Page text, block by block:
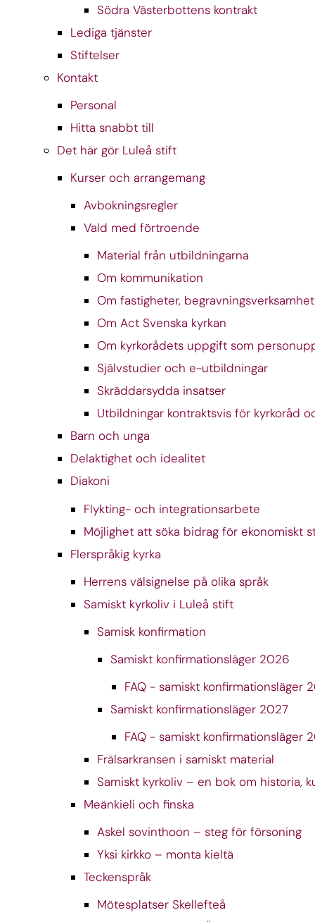
Södra Västerbottens kontrakt
Lediga tjänster
Stiftelser
Kontakt
Personal
Hitta snabbt till
Det här gör Luleå stift
Kurser och arrangemang
Avbokningsregler
Vald med förtroende
Material från utbildningarna
Om kommunikation
Om fastigheter,
Om Act Svenska kyrkan
Om kyrkorådets uppgift som
Självstudier och e-utbildningar
Skräddarsydda insatser
Utbildningar kontraktsvis för kyrkoråd
Barn och unga
Delaktighet och idealitet
Diakoni
Flykting- och integrationsarbete
Möjlighet att söka bidrag för ekonomiskt
Flerspråkig kyrka
Herrens välsignelse på olika språk
Samiskt kyrkoliv i Luleå stift
Samisk konfirmation
Samiskt konfirmationsläger 2026
FAQ - samiskt konfirmationsläger
Samiskt konfirmationsläger 2027
FAQ - samiskt konfirmationsläger
Frälsarkransen i samiskt material
Samiskt kyrkoliv – en bok om historia,
Meänkieli och finska
Askel sovinthoon – steg för försoning
Yksi kirkko – monta kieltä
Teckenspråk
Mötesplatser Skellefteå